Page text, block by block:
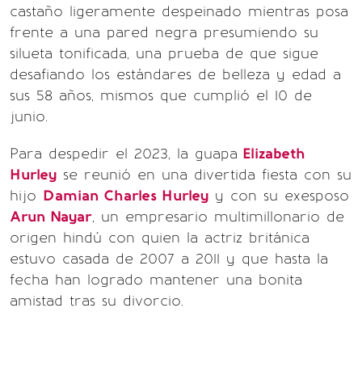
castaño ligeramente despeinado mientras posa
frente a una pared negra presumiendo su
silueta tonificada, una prueba de que sigue
desafiando los estándares de belleza y edad a
sus 58 años, mismos que cumplió el 10 de
junio.
Para despedir el 2023, la guapa Elizabeth
Hurley se reunió en una divertida fiesta con su
hijo Damian Charles Hurley y con su exesposo
Arun Nayar, un empresario multimillonario de
origen hindú con quien la actriz británica
estuvo casada de 2007 a 2011 y que hasta la
fecha han logrado mantener una bonita
amistad tras su divorcio.